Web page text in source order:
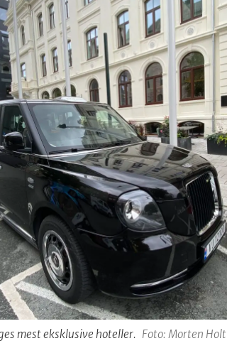
mest eksklusive hoteller. Foto: Morten Holt